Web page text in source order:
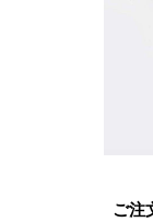
ご注